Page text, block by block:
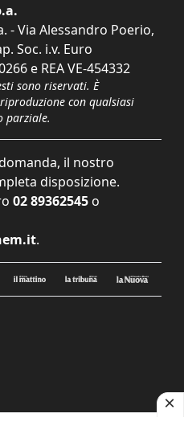
- Via Alessandro Poerio,
Soc. i.v. Euro
e REA VE-454332
sono riservati. È
con qualsiasi
parziale.
il nostro
disposizione.
02 89362545 o
.